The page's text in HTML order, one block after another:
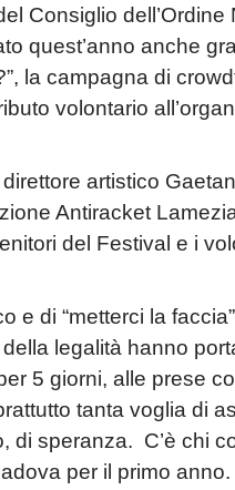
Consiglio dell’Ordine
quest’anno anche
la campagna di
volontario
artistico
Antiracket
del Festival e i
e di “metterci la
legalità hanno
5 giorni, alle prese
tanta voglia di
di speranza. C’è chi
per il primo anno.